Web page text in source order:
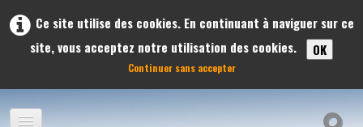
Ce site utilise des cookies. En continuant à naviguer sur ce
site, vous acceptez notre utilisation des cookies.
OK
Continuer sans accepter